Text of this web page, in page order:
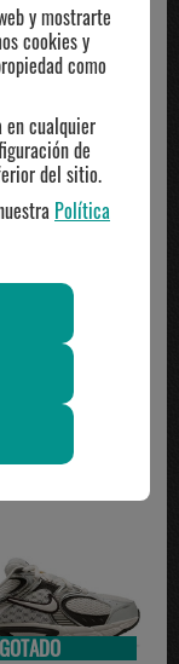
Adidas
...
y mostrarte
cookies y
como
en cualquier
de
del sitio.
Política